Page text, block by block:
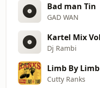
Bad man Tin
GAD WAN
Dj Rambi
Limb By Limb
Cutty Ranks